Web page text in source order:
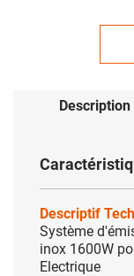
Description
Descriptif
Système
inox 1600W
Electrique